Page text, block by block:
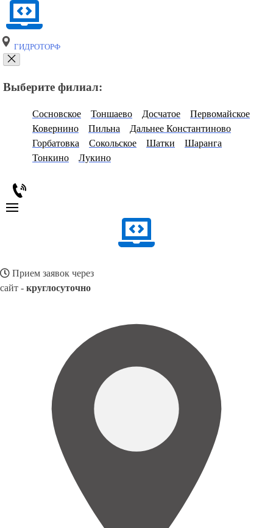
ГИДРОТОРФ
Выберите филиал:
Сосновское Тоншаево Досчатое
Первомайское
Ковернино
Пильна
Дальнее Константиново
Горбатовка
Сокольское Шатки
Шаранга
Тонкино
Лукино
Прием заявок через
сайт - круглосуточно